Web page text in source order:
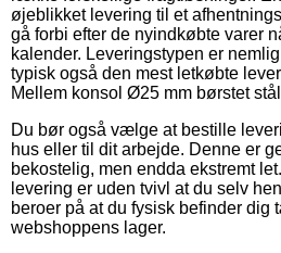
øjeblikket levering til et
gå forbi efter de nyindkøbte varer
kalender. Leveringstypen er
typisk også den mest letkøbte
Mellem konsol Ø25 mm børstet
Du bør også vælge at bestille
hus eller til dit arbejde. Denne er
bekostelig, men endda ekstremt
levering er uden tvivl at du selv
beroer på at du fysisk befinder dig
webshoppens lager.